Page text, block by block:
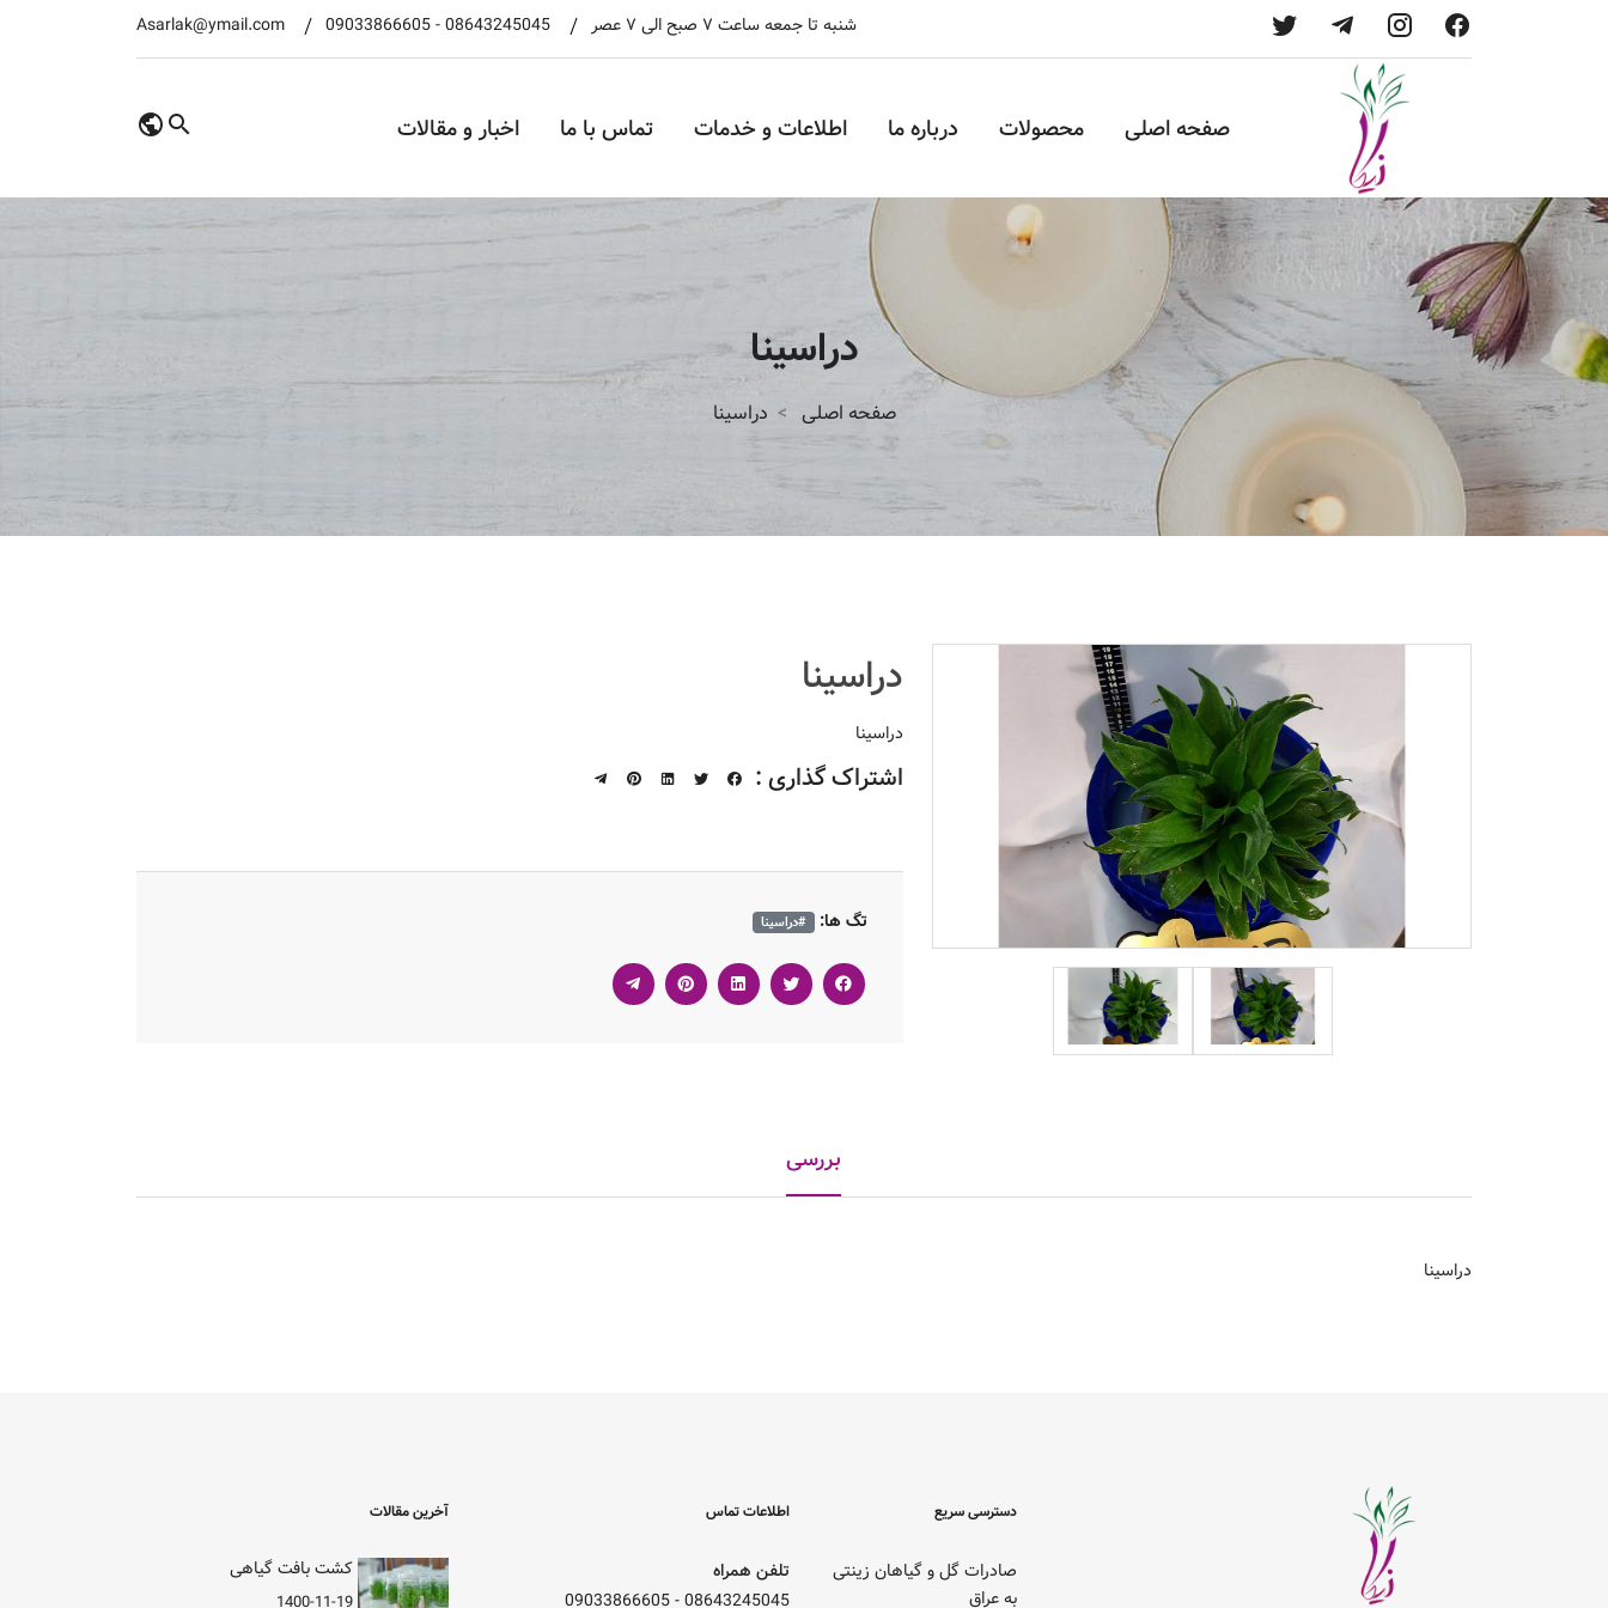
شنبه تا جمعه ساعت ۷ صبح الی ۷ عصر 08643245045
-
09033866605
Asarlak@ymail.com
صفحه اصلی محصولات درباره ما اطلاعات و خدمات تماس با ما اخبار و مقالات
دراسینا
صفحه اصلی دراسینا
دراسینا
دراسینا
اشتراک گذاری :
تگ ها: #دراسینا
بررسی
دراسینا
دسترسی سریع
صادرات گل و گیاهان زینتی
به عراق
اطلاعات تماس
تلفن همراه
08643245045
-
09033866605
آخرین مقالات
کشت بافت گیاهی
1400-11-19